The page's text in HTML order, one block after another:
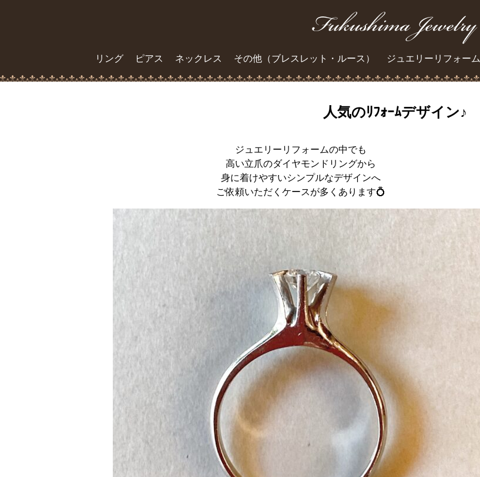
リング ピアス ネックレス その他（ブレスレット・ルース） ジュエリーリフォーム
人気のﾘﾌｫｰﾑデザイン♪
ジュエリーリフォームの中でも
高い立爪のダイヤモンドリングから
身に着けやすいシンプルなデザインへ
ご依頼いただくケースが多くあります💍